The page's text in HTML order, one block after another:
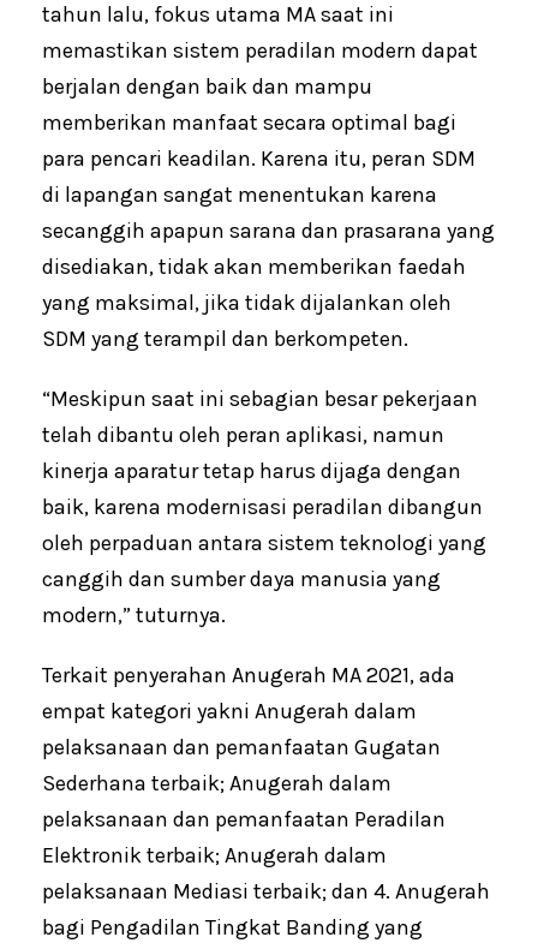
tahun lalu, fokus utama MA saat ini
memastikan sistem peradilan modern dapat
berjalan dengan baik dan mampu
memberikan manfaat secara optimal bagi
para pencari keadilan. Karena itu, peran SDM
di lapangan sangat menentukan karena
secanggih apapun sarana dan prasarana yang
disediakan, tidak akan memberikan faedah
yang maksimal, jika tidak dijalankan oleh
SDM yang terampil dan berkompeten.
“Meskipun saat ini sebagian besar pekerjaan
telah dibantu oleh peran aplikasi, namun
kinerja aparatur tetap harus dijaga dengan
baik, karena modernisasi peradilan dibangun
oleh perpaduan antara sistem teknologi yang
canggih dan sumber daya manusia yang
modern,” tuturnya.
Terkait penyerahan Anugerah MA 2021, ada
empat kategori yakni Anugerah dalam
pelaksanaan dan pemanfaatan Gugatan
Sederhana terbaik; Anugerah dalam
pelaksanaan dan pemanfaatan Peradilan
Elektronik terbaik; Anugerah dalam
pelaksanaan Mediasi terbaik; dan 4. Anugerah
bagi Pengadilan Tingkat Banding yang